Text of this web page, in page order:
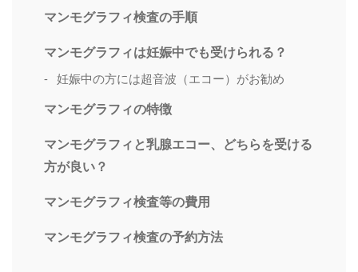
マンモグラフィ検査の手順
マンモグラフィは妊娠中でも受けられる？
妊娠中の方には超音波（エコー）がお勧め
マンモグラフィの特徴
マンモグラフィと乳腺エコー、どちらを受ける
方が良い？
マンモグラフィ検査等の費用
マンモグラフィ検査の予約方法